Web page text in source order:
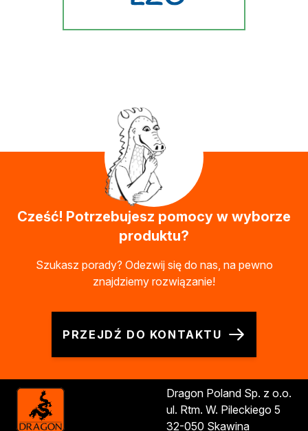
Cześć! Potrzebujesz pomocy w wyborze
produktu?
Szukasz porady? Odezwij się do nas, na pewno
znajdziemy rozwiązanie!
PRZEJDŹ DO KONTAKTU
Dragon Poland Sp. z o.o.
ul. Rtm. W. Pileckiego 5
32-050 Skawina